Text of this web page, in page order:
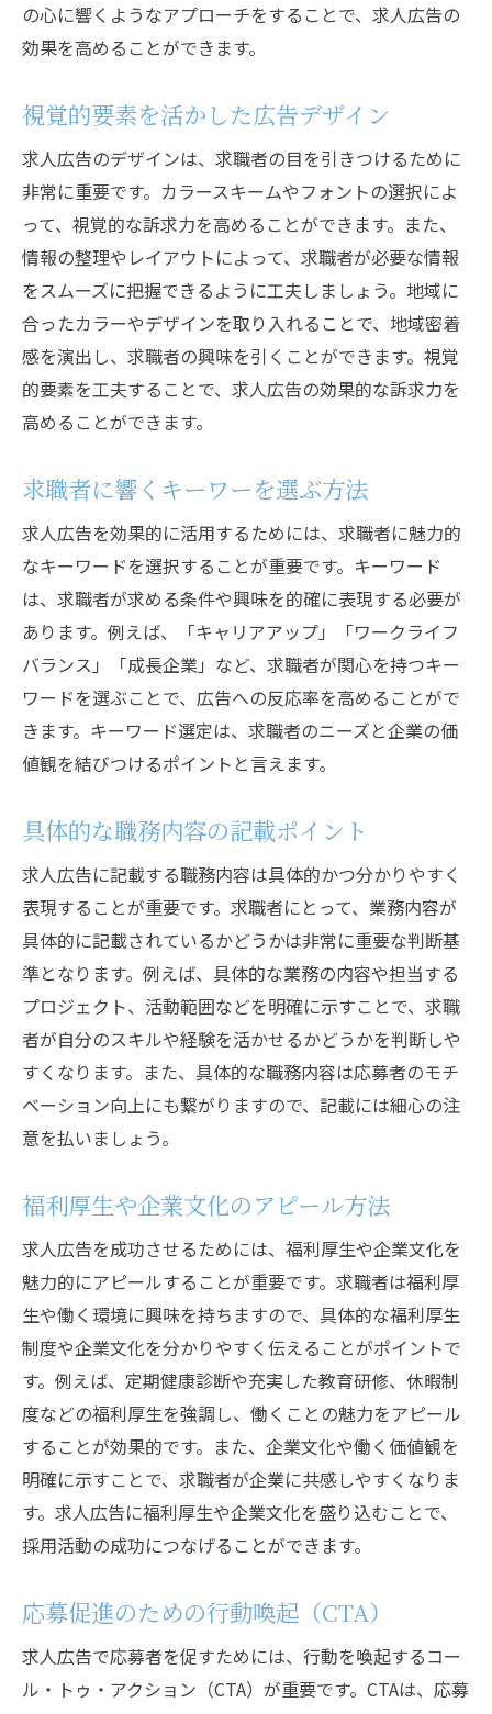
の心に響くようなアプローチをすることで、求人広告の
効果を高めることができます。
視覚的要素を活かした広告デザイン
求人広告のデザインは、求職者の目を引きつけるために
非常に重要です。カラースキームやフォントの選択によ
って、視覚的な訴求力を高めることができます。また、
情報の整理やレイアウトによって、求職者が必要な情報
をスムーズに把握できるように工夫しましょう。地域に
合ったカラーやデザインを取り入れることで、地域密着
感を演出し、求職者の興味を引くことができます。視覚
的要素を工夫することで、求人広告の効果的な訴求力を
高めることができます。
求職者に響くキーワーを選ぶ方法
求人広告を効果的に活用するためには、求職者に魅力的
なキーワードを選択することが重要です。キーワード
は、求職者が求める条件や興味を的確に表現する必要が
あります。例えば、「キャリアアップ」「ワークライフ
バランス」「成長企業」など、求職者が関心を持つキー
ワードを選ぶことで、広告への反応率を高めることがで
きます。キーワード選定は、求職者のニーズと企業の価
値観を結びつけるポイントと言えます。
具体的な職務内容の記載ポイント
求人広告に記載する職務内容は具体的かつ分かりやすく
表現することが重要です。求職者にとって、業務内容が
具体的に記載されているかどうかは非常に重要な判断基
準となります。例えば、具体的な業務の内容や担当する
プロジェクト、活動範囲などを明確に示すことで、求職
者が自分のスキルや経験を活かせるかどうかを判断しや
すくなります。また、具体的な職務内容は応募者のモチ
ベーション向上にも繋がりますので、記載には細心の注
意を払いましょう。
福利厚生や企業文化のアピール方法
求人広告を成功させるためには、福利厚生や企業文化を
魅力的にアピールすることが重要です。求職者は福利厚
生や働く環境に興味を持ちますので、具体的な福利厚生
制度や企業文化を分かりやすく伝えることがポイントで
す。例えば、定期健康診断や充実した教育研修、休暇制
度などの福利厚生を強調し、働くことの魅力をアピール
することが効果的です。また、企業文化や働く価値観を
明確に示すことで、求職者が企業に共感しやすくなりま
す。求人広告に福利厚生や企業文化を盛り込むことで、
採用活動の成功につなげることができます。
応募促進のための行動喚起（CTA）
求人広告で応募者を促すためには、行動を喚起するコー
ル・トゥ・アクション（CTA）が重要です。CTAは、応募